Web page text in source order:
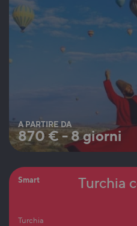
A PARTIRE DA
870€-8 giorni
Smart
Turchia
Turchia